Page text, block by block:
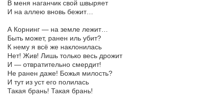
В меня наганчик свой швыряет
И на аллею вновь бежит…
А Корнинг — на земле лежит…
Быть может, ранен иль убит?
К нему я всё же наклонилась
Нет! Жив! Лишь только весь дрожит
И — отвратительно смердит!
Не ранен даже! Божья милость?
И тут из уст его полилась
Такая брань! Такая брань!